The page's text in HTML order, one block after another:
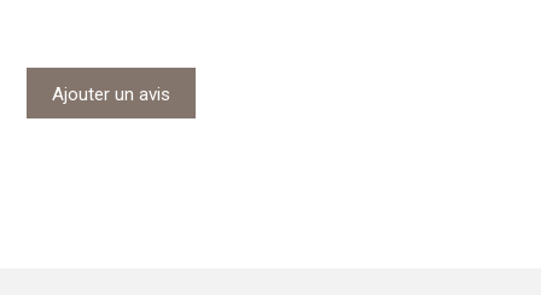
Ajouter un avis